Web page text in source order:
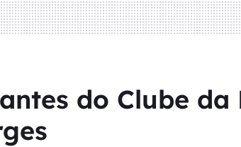
do Clube da